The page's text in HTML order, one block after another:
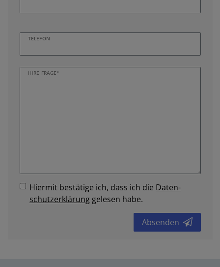
TELEFON
IHRE FRAGE*
Hiermit bestätige ich, dass ich die Daten­
schutz­erklärung gelesen habe.
Absenden